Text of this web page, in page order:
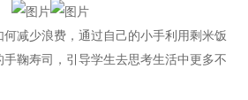
减少浪费，通过自己的小手利用剩米饭
鞠寿司，引导学生去思考生活中更多不